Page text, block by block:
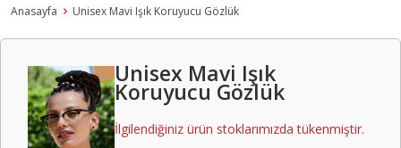
Anasayfa Unisex Mavi Işık Koruyucu Gözlük
Unisex Mavi Işık
Koruyucu Gözlük
İlgilendiğiniz ürün stoklarımızda tükenmiştir.